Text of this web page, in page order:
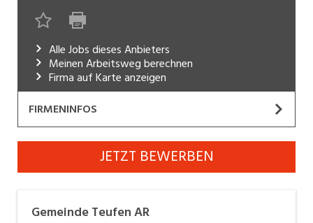
Management / Kader
Gastronomie, Hotellerie, Tourismus,
Lebensmittel
Immobilien, Facility Management, Reinigung
Industrie, Maschinenbau, Anlagenbau,
Produktion
Informatik, Telekommunikation
Kaufm. Berufe, Kundendienst, Verwaltung
Marketing, Kommunikation, Medien, Druck
Alle Jobs dieses Anbieters
Meinen Arbeitsweg berechnen
Firma auf Karte anzeigen
FIRMENINFOS
Gemeinde Teufen AR
Die Gemeinde Teufen ist eine vielseitige und
JETZT BEWERBEN
Gemeinde Teufen AR